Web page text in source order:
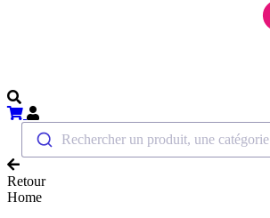
Rechercher un produit, une catégorie
Retour
Home